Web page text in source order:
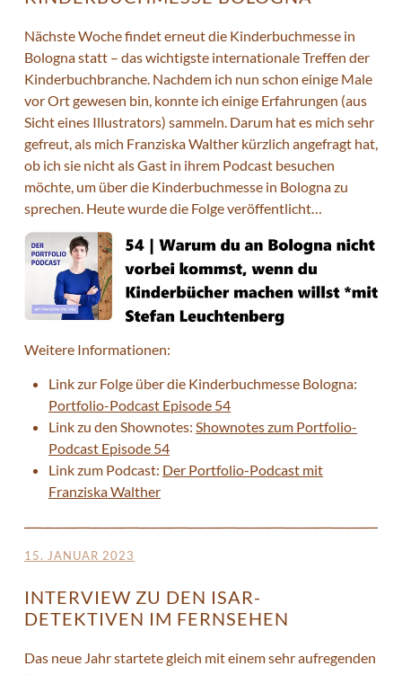
Nächste Woche findet erneut die Kinderbuchmesse in
Bologna statt – das wichtigste internationale Treffen der
Kinderbuchbranche. Nachdem ich nun schon einige Male
vor Ort gewesen bin, konnte ich einige Erfahrungen (aus
Sicht eines Illustrators) sammeln. Darum hat es mich sehr
gefreut, als mich Franziska Walther kürzlich angefragt hat,
ob ich sie nicht als Gast in ihrem Podcast besuchen
möchte, um über die Kinderbuchmesse in Bologna zu
sprechen. Heute wurde die Folge veröffentlicht…
Weitere Informationen:
Link zur Folge über die Kinderbuchmesse Bologna:
Portfolio-Podcast Episode 54
Link zu den Shownotes: Shownotes zum Portfolio-
Podcast Episode 54
Link zum Podcast: Der Portfolio-Podcast mit
Franziska Walther
15. JANUAR 2023
INTERVIEW ZU DEN ISAR-
DETEKTIVEN IM FERNSEHEN
Das neue Jahr startete gleich mit einem sehr aufregenden